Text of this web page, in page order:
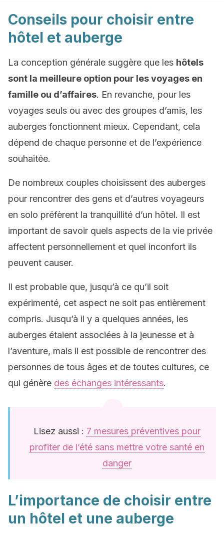
Conseils pour choisir entre
hôtel et auberge
La conception générale suggère que les hôtels
sont la meilleure option pour les voyages en
famille ou d’affaires. En revanche, pour les
voyages seuls ou avec des groupes d’amis, les
auberges fonctionnent mieux. Cependant, cela
dépend de chaque personne et de l’expérience
souhaitée.
De nombreux couples choisissent des auberges
pour rencontrer des gens et d’autres voyageurs
en solo préfèrent la tranquillité d’un hôtel. Il est
important de savoir quels aspects de la vie privée
affectent personnellement et quel inconfort ils
peuvent causer.
Il est probable que, jusqu’à ce qu’il soit
expérimenté, cet aspect ne soit pas entièrement
compris. Jusqu’à il y a quelques années, les
auberges étaient associées à la jeunesse et à
l’aventure, mais il est possible de rencontrer des
personnes de tous âges et de toutes cultures, ce
qui génère des échanges intéressants.
Lisez aussi : 7 mesures préventives pour
profiter de l’été sans mettre votre santé en
danger
L’importance de choisir entre
un hôtel et une auberge